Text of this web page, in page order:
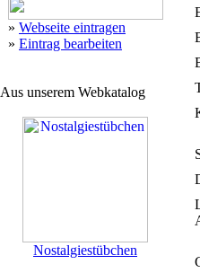
» Webseite eintragen
» Eintrag bearbeiten
Aus unserem Webkatalog
Nostalgiestübchen